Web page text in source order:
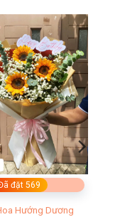
đặt 569
Hướng Dương